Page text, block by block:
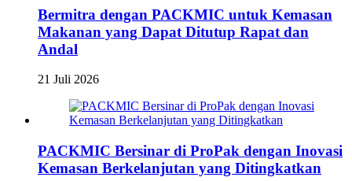
Bermitra dengan PACKMIC untuk Kemasan
Makanan yang Dapat Ditutup Rapat dan
Andal
21 Juli 2026
PACKMIC Bersinar di ProPak dengan Inovasi
Kemasan Berkelanjutan yang Ditingkatkan